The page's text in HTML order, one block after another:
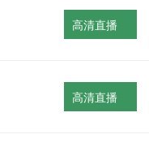
高清直播
高清直播